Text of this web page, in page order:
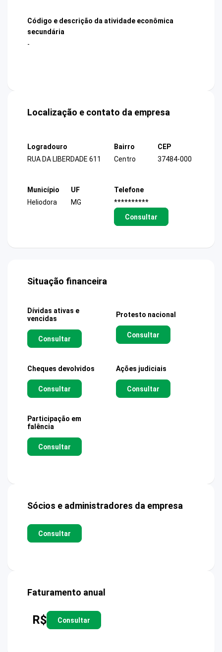
Código e descrição da atividade econômica
secundária
-
Localização e contato da empresa
Logradouro
RUA DA LIBERDADE 611
Bairro
Centro
CEP
37484-000
Município
Heliodora
UF
MG
Telefone
**********
Consultar
Situação financeira
Dívidas ativas e
vencidas
Consultar
Protesto nacional
Consultar
Cheques devolvidos
Consultar
Ações judiciais
Consultar
Participação em
falência
Consultar
Sócios e administradores da empresa
Consultar
Faturamento anual
R$ Consultar